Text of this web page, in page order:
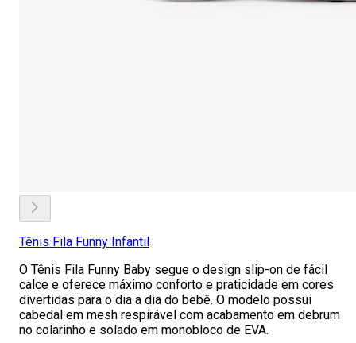
Tênis Fila Funny Infantil
O Tênis Fila Funny Baby segue o design slip-on de fácil
calce e oferece máximo conforto e praticidade em cores
divertidas para o dia a dia do bebê. O modelo possui
cabedal em mesh respirável com acabamento em debrum
no colarinho e solado em monobloco de EVA.